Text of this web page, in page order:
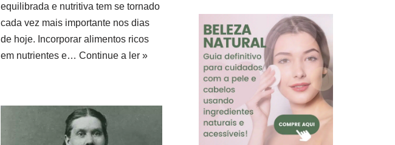
equilibrada e nutritiva tem se tornado
cada vez mais importante nos dias
de hoje. Incorporar alimentos ricos
em nutrientes e… Continue a ler »